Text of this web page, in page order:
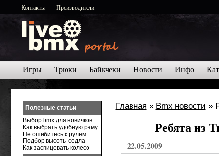
Контакты Производители
Игры Трюки Байкчеки Новости Инфо
Главная » Bmx новости »
Ребята из
22.05.2009
Полезные статьи
Выбор bmx для новичков
Как выбрать удобную раму
Не ошибитесь с рулём
Подбор высоты седла
Как заспицевать колесо